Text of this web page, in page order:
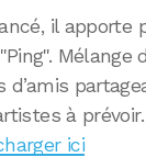
il apporte
d’amis
à prévoir.
ici